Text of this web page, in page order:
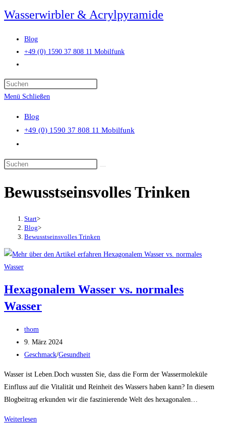
Zum
Inhalt
springen
Wasserwirbler & Acrylpyramide
Blog
+49 (0) 1590 37 808 11 Mobilfunk
umschalten
the
panel.
Menü Schließen
Blog
+49 (0) 1590 37 808 11 Mobilfunk
umschalten
Diese
durchsuchen
Bewusstseinsvolles Trinken
Start>
Blog>
Bewusstseinsvolles Trinken
Hexagonalem Wasser vs. normales
Wasser
Beitrags-
Autor:
thom
Beitrag
veröffentlicht:
9. März 2024
Beitrags-
Geschmack/Gesundheit
Wasser ist Leben.Doch wussten Sie, dass die Form der Wassermoleküle
Einfluss auf die Vitalität und Reinheit des Wassers haben kann? In diesem
Blogbeitrag erkunden wir die faszinierende Welt des hexagonalen…
Weiterlesen